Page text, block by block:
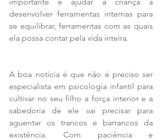
desenvolver ferramentas internas para
se equilibrar, ferramentas com as quais
ela possa contar pela vida inteira.
A boa notícia é que não é preciso ser
especialista em psicologia infantil para
cultivar no seu filho a força interior e a
sabedoria de ele vai precisar para
aguentar os trancos e barrancos da
existência. Com paciência e